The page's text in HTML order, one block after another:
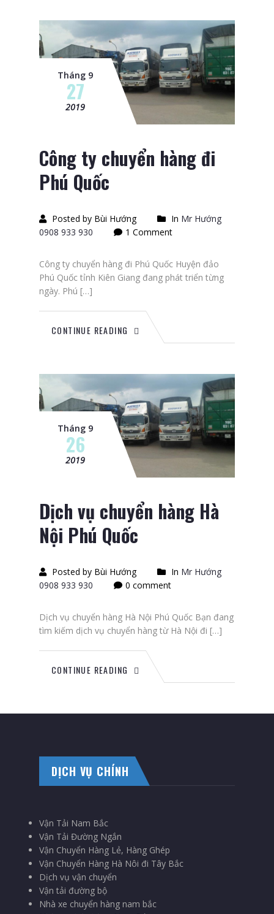
Tháng 9
27
2019
Công ty chuyển hàng đi
Phú Quốc
Posted by Bùi Hướng In Mr Hướng
0908 933 930
1 Comment
Công ty chuyển hàng đi Phú Quốc Huyện đảo
Phú Quốc tỉnh Kiên Giang đang phát triển từng
ngày. Phú […]
CONTINUE READING
Tháng 9
26
2019
Dịch vụ chuyển hàng Hà
Nội Phú Quốc
Posted by Bùi Hướng In Mr Hướng
0908 933 930
0 comment
Dịch vụ chuyển hàng Hà Nội Phú Quốc Bạn đang
tìm kiếm dịch vụ chuyển hàng từ Hà Nội đi […]
CONTINUE READING
DỊCH VỤ CHÍNH
Vận Tải Nam Bắc
Vận Tải Đường Ngắn
Vận Chuyển Hàng Lẻ, Hàng Ghép
Vận Chuyển Hàng Hà Nôi đi Tây Bắc
Dịch vụ vận chuyển
Vận tải đường bộ
Nhà xe chuyển hàng nam bắc